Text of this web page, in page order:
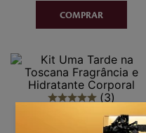
3
Kit Uma Tarde na Toscana
Fragrância e Hidratante